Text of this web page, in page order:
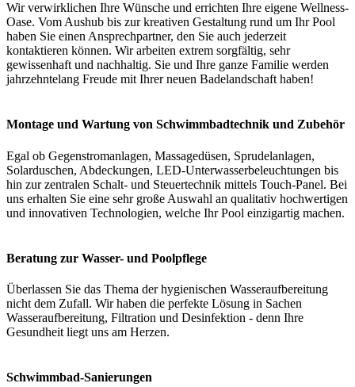
Wir verwirklichen Ihre Wünsche und errichten Ihre eigene Wellness-
Oase. Vom Aushub bis zur kreativen Gestaltung rund um Ihr Pool
haben Sie einen Ansprechpartner, den Sie auch jederzeit
kontaktieren können. Wir arbeiten extrem sorgfältig, sehr
gewissenhaft und nachhaltig. Sie und Ihre ganze Familie werden
jahrzehntelang Freude mit Ihrer neuen Badelandschaft haben!
Montage und Wartung von Schwimmbadtechnik und Zubehör
Egal ob Gegenstromanlagen, Massagedüsen, Sprudelanlagen,
Solarduschen, Abdeckungen, LED-Unterwasserbeleuchtungen bis
hin zur zentralen Schalt- und Steuertechnik mittels Touch-Panel. Bei
uns erhalten Sie eine sehr große Auswahl an qualitativ hochwertigen
und innovativen Technologien, welche Ihr Pool einzigartig machen.
Beratung zur Wasser- und Poolpflege
Überlassen Sie das Thema der hygienischen Wasseraufbereitung
nicht dem Zufall. Wir haben die perfekte Lösung in Sachen
Wasseraufbereitung, Filtration und Desinfektion - denn Ihre
Gesundheit liegt uns am Herzen.
Schwimmbad-Sanierungen